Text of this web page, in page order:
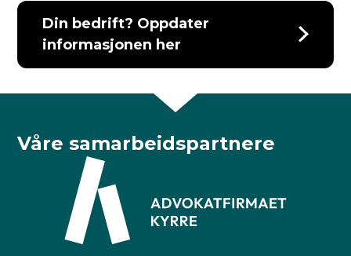
Din bedrift? Oppdater
informasjonen her
Våre samarbeidspartnere